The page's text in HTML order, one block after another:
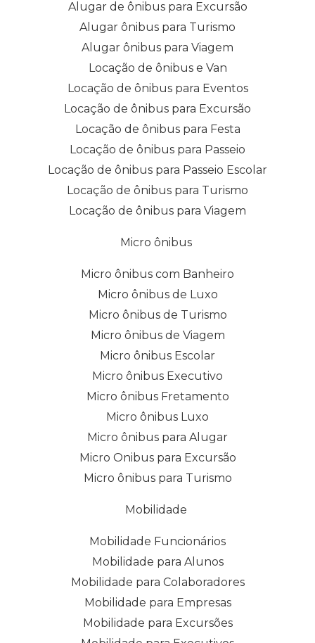
Alugar de ônibus para Excursão
Alugar ônibus para Turismo
Alugar ônibus para Viagem
Locação de ônibus e Van
Locação de ônibus para Eventos
Locação de ônibus para Excursão
Locação de ônibus para Festa
Locação de ônibus para Passeio
Locação de ônibus para Passeio Escolar
Locação de ônibus para Turismo
Locação de ônibus para Viagem
Micro ônibus
Micro ônibus com Banheiro
Micro ônibus de Luxo
Micro ônibus de Turismo
Micro ônibus de Viagem
Micro ônibus Escolar
Micro ônibus Executivo
Micro ônibus Fretamento
Micro ônibus Luxo
Micro ônibus para Alugar
Micro Onibus para Excursão
Micro ônibus para Turismo
Mobilidade
Mobilidade Funcionários
Mobilidade para Alunos
Mobilidade para Colaboradores
Mobilidade para Empresas
Mobilidade para Excursões